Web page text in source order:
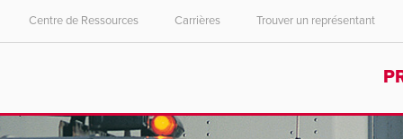
English
English
Centre de Ressources Carrières Trouver un représentant